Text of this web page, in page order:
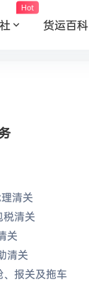
Hot
货运百科
清关
清关
关
清关
报关及拖车